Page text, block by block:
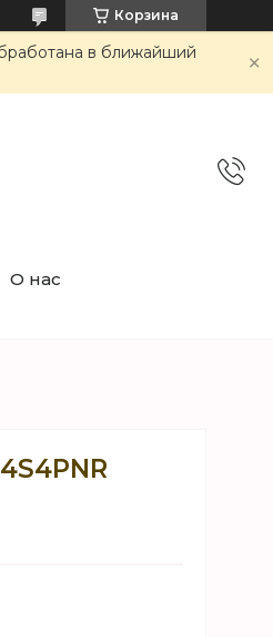
Корзина
в ближайший
О нас